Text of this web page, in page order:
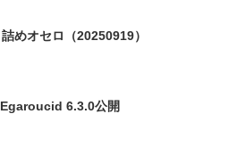
詰めオセロ（20250919）
Egaroucid 6.3.0公開